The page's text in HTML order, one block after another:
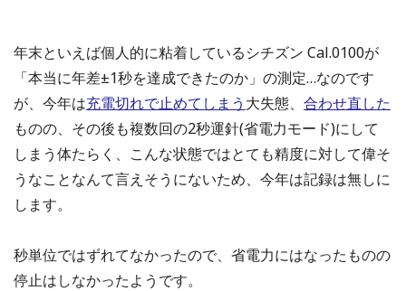
年末といえば個人的に粘着しているシチズン Cal.0100が
「本当に年差±1秒を達成できたのか」の測定…なのです
が、今年は充電切れで止めてしまう 大失態、 合わせ直した
ものの、その後も複数回の2秒運針(省電力モード)にして
しまう体たらく、こんな状態ではとても精度に対して偉そ
うなことなんて言えそうにないため、今年は記録は無しに
します。
秒単位ではずれてなかったので、省電力にはなったものの
停止はしなかったようです。